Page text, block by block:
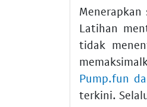
Latihan
tidak
Pump.fun
terkini.